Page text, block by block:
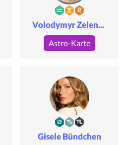
Volodymyr Zelensky
Astro-Karte
Gisele Bündchen